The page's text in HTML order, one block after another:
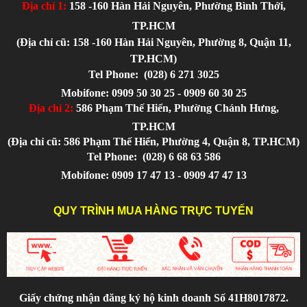
Địa chỉ 1: 158 -160 Hàn Hải Nguyên, Phường Bình Thới,
TP.HCM
(Địa chỉ cũ: 158 -160 Hàn Hải Nguyên, Phường 8, Quận 11,
TP.HCM)
Tel Phone: (028) 6 271 3025
Mobifone: 0909 50 30 25 - 0909 60 30 25
Địa chỉ 2: 586 Phạm Thế Hiển, Phường Chánh Hưng,
TP.HCM
(Địa chỉ cũ: 586 Phạm Thế Hiển, Phường 4, Quận 8, TP.HCM)
Tel Phone: (028) 6 68 63 586
Mobifone: 0909 17 47 13 - 0909 47 47 13
QUY TRÌNH MUA HÀNG TRỰC TUYẾN
Giấy chứng nhận đăng ký hộ kinh doanh Số 41H8017872.